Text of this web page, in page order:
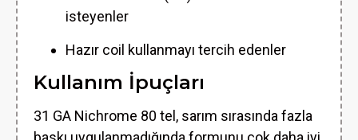
isteyenler
Hazır coil kullanmayı tercih edenler
Kullanım İpuçları
31 GA Nichrome 80 tel, sarım sırasında fazla